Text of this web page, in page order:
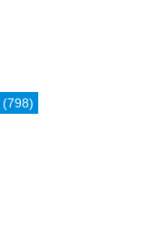
(798)